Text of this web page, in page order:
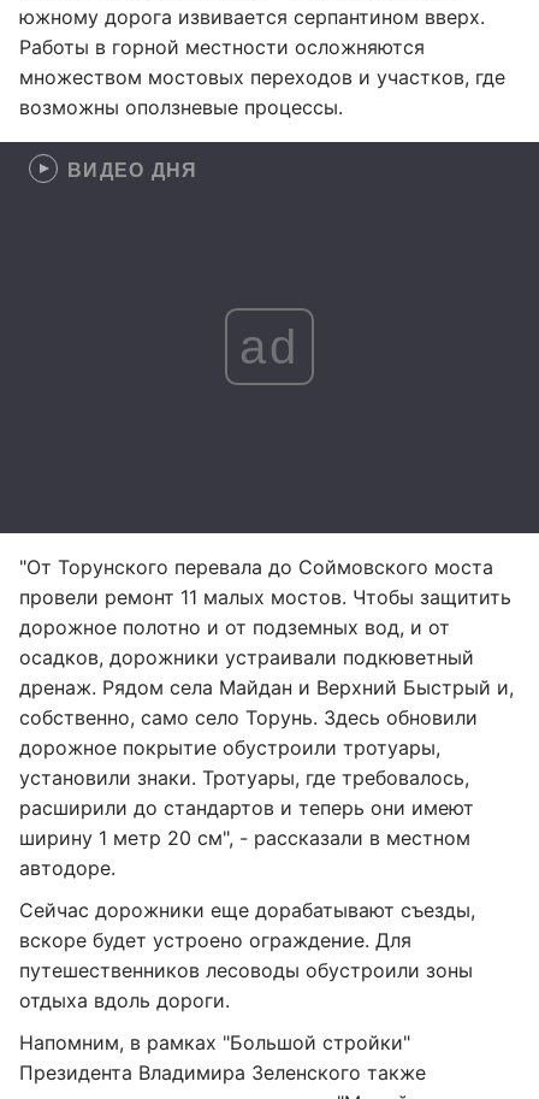
южному дорога извивается серпантином вверх.
Работы в горной местности осложняются
множеством мостовых переходов и участков, где
возможны оползневые процессы.
ВИДЕО ДНЯ
ad
"От Торунского перевала до Соймовского моста
провели ремонт 11 малых мостов. Чтобы защитить
дорожное полотно и от подземных вод, и от
осадков, дорожники устраивали подкюветный
дренаж. Рядом села Майдан и Верхний Быстрый и,
собственно, само село Торунь. Здесь обновили
дорожное покрытие обустроили тротуары,
установили знаки. Тротуары, где требовалось,
расширили до стандартов и теперь они имеют
ширину 1 метр 20 см", - рассказали в местном
автодоре.
Сейчас дорожники еще дорабатывают съезды,
вскоре будет устроено ограждение. Для
путешественников лесоводы обустроили зоны
отдыха вдоль дороги.
Напомним, в рамках "Большой стройки"
Президента Владимира Зеленского также